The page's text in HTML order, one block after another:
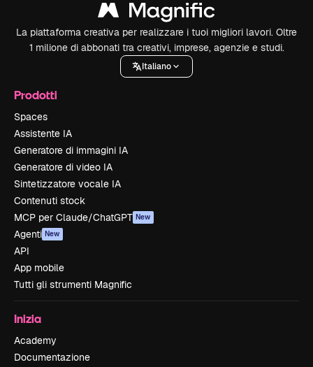
La piattaforma creativa per realizzare i tuoi migliori lavori. Oltre
1 milione di abbonati tra creativi, imprese, agenzie e studi.
Italiano
Prodotti
Spaces
Assistente IA
Generatore di immagini IA
Generatore di video IA
Sintetizzatore vocale IA
Contenuti stock
MCP per Claude/ChatGPT New
Agenti New
API
App mobile
Tutti gli strumenti Magnific
Inizia
Academy
Documentazione